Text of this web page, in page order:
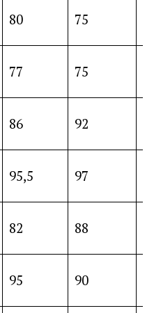
80 75
77 75
86 92
95,5 97
82 88
95 90